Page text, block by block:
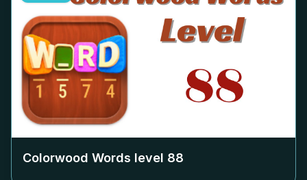
Colorwood Words level 88